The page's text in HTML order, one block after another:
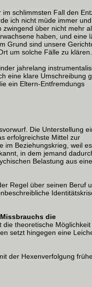
schlimmsten Fall den
ich nicht müde immer und
über nicht mehr
haben, und eine
Grund sind unsere
um solche Fälle zu klären.
jahrelang
eine klare Umschreibung
ein Eltern-Entfremdungs
Die Unterstellung
erfolgreichste Mittel zur
im Beziehungskrieg, weil
in dem jemand
Belastung aus
Regel über seinen Beruf
die
die theoretische
setzt hingegen eine
der Hexenverfolgung